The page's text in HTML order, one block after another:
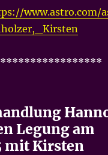
www.astro.com/
Legung am
mit Kirsten